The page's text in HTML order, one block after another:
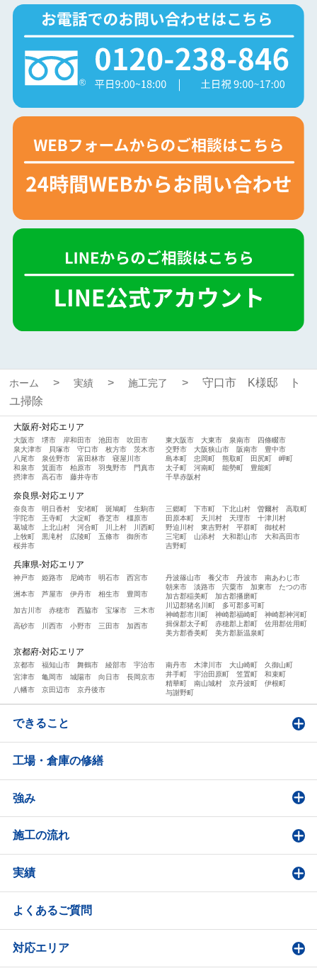
ホーム 実績 施工完了
守口市 K様邸 ト
ユ掃除
大阪府-対応エリア
大阪市 堺市 岸和田市 池田市
吹田市
泉大津市
貝塚市 守口市 枚方市
茨木市
八尾市
泉佐野市 富田林市
寝屋川市
和泉市
箕面市 柏原市 羽曳野市
門真市
摂津市
高石市 藤井寺市
東大阪市 大東市 泉南市
四條畷市
交野市
大阪狭山市 阪南市
豊中市
島本町
忠岡町 熊取町 田尻町
岬町
太子町
河南町 能勢町
豊能町
千早赤阪村
奈良県-対応エリア
奈良市 明日香村 安堵町 斑鳩町
生駒市
宇陀市
王寺町 大淀町 香芝市
橿原市
葛城市
上北山村 河合町 川上村
川西町
上牧町
黒滝村 広陵町 五條市
御所市
桜井市
三郷町 下市町 下北山村 曽爾村
高取町
田原本町
天川村 天理市
十津川村
野迫川村
東吉野村 平群町
御杖村
三宅町
山添村 大和郡山市
大和高田市
吉野町
兵庫県-対応エリア
神戸市 姫路市 尼崎市 明石市 西宮市
洲本市 芦屋市 伊丹市 相生市 豊岡市
加古川市 赤穂市 西脇市 宝塚市 三木市
高砂市 川西市 小野市 三田市 加西市
丹波篠山市 養父市 丹波市
南あわじ市
朝来市
淡路市 宍粟市 加東市
たつの市
加古郡稲美町
加古郡播磨町
川辺郡猪名川町
多可郡多可町
神崎郡市川町
神崎郡福崎町
神崎郡神河町
揖保郡太子町
赤穂郡上郡町
佐用郡佐用町
美方郡香美町
美方郡新温泉町
京都府-対応エリア
京都市 福知山市 舞鶴市 綾部市
宇治市
宮津市
亀岡市 城陽市 向日市
長岡京市
八幡市
京田辺市 京丹後市
南丹市 木津川市 大山崎町
久御山町
井手町
宇治田原町 笠置町
和束町
精華町
南山城村 京丹波町
伊根町
与謝野町
できること
工場・倉庫の修繕
強み
施工の流れ
実績
よくあるご質問
対応エリア